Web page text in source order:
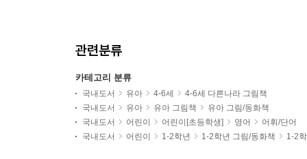
관련분류
카테고리 분류
국내도서 유아 4-6세
4-6세 다른나라 그림책
국내도서
유아 유아 그림책
유아 그림/동화책
국내도서
어린이 어린이[초등학생] 영어
어휘/단어
국내도서
어린이 1-2학년 1-2학년 그림/동화책 1-2